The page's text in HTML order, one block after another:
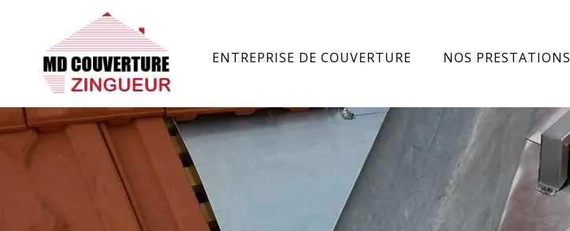
ENTREPRISE DE COUVERTURE NOS PRESTATIONS